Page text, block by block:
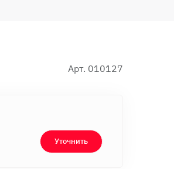
Арт. 010127
Уточнить